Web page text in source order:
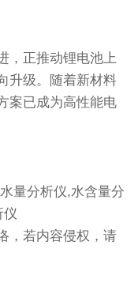
，正推动锂电池上
升级。随着新材料
案已成为高性能电
量分析仪,水含量分
仪
，若内容侵权，请